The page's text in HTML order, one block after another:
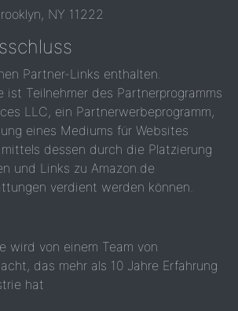
NY 11222
Partner-Links enthalten.
ist Teilnehmer des Partnerprogramms
LLC, ein Partnerwerbeprogramm,
eines Mediums für Websites
dessen durch die Platzierung
und Links zu Amazon.de
verdient werden können.
wird von einem Team von
das mehr als 10 Jahre Erfahrung
hat